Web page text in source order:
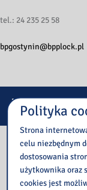
tel.: 24 235 25 58
bpgostynin@bpplock.pl
E-services
Our library
Polityka
Strona
celu niezbędnym
dostosowania
użytkownika oraz
cookies jest